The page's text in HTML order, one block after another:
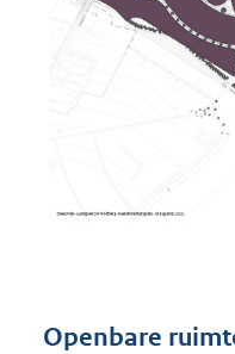
Openbare